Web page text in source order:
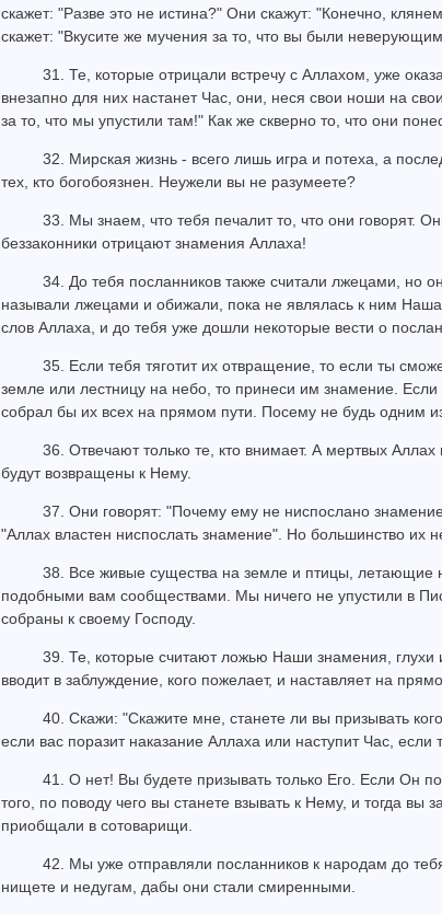
скажет: "Разве это не истина?" Они скажут: "Конечно,
скажет: "Вкусите же мучения за то, что вы были
31. Те, которые отрицали встречу с Аллахом, уже
внезапно для них настанет Час, они, неся свои ноши на
за то, что мы упустили там!" Как же скверно то, что они
32. Мирская жизнь - всего лишь игра и потеха, а
тех, кто богобоязнен. Неужели вы не разумеете?
33. Мы знаем, что тебя печалит то, что они говорят.
беззаконники отрицают знамения Аллаха!
34. До тебя посланников также считали лжецами, но
называли лжецами и обижали, пока не являлась к ним
слов Аллаха, и до тебя уже дошли некоторые вести о
35. Если тебя тяготит их отвращение, то если ты
земле или лестницу на небо, то принеси им знамение.
собрал бы их всех на прямом пути. Посему не будь одним
36. Отвечают только те, кто внимает. А мертвых Аллах
будут возвращены к Нему.
37. Они говорят: "Почему ему не ниспослано
"Аллах властен ниспослать знамение". Но большинство их
38. Все живые существа на земле и птицы, летающие
подобными вам сообществами. Мы ничего не упустили в
собраны к своему Господу.
39. Те, которые считают ложью Наши знамения,
вводит в заблуждение, кого пожелает, и наставляет на
40. Скажи: "Скажите мне, станете ли вы призывать
если вас поразит наказание Аллаха или наступит Час, если
41. О нет! Вы будете призывать только Его. Если Он
того, по поводу чего вы станете взывать к Нему, и тогда вы
приобщали в сотоварищи.
42. Мы уже отправляли посланников к народам до
нищете и недугам, дабы они стали смиренными.